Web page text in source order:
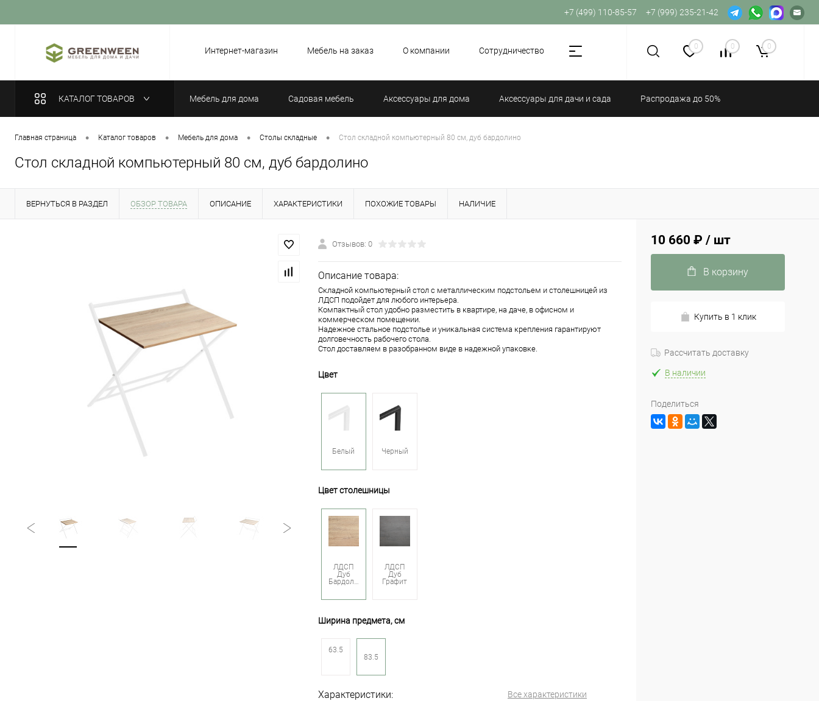
+7 (499) 110-85-57 +7 (999) 235-21-42
Интернет-магазин
Мебель на заказ О компании Сотрудничество 0 0 0
КАТАЛОГ ТОВАРОВ Мебель для дома Садовая мебель Аксессуары для дома Аксессуары для дачи и сада Распродажа до 50%
Главная страница • Каталог товаров • Мебель для дома • Столы складные • Стол складной компьютерный 80 см, дуб бардолино
Стол складной компьютерный 80 см, дуб бардолино
ВЕРНУТЬСЯ В РАЗДЕЛ ОБЗОР ТОВАРА ОПИСАНИЕ ХАРАКТЕРИСТИКИ ПОХОЖИЕ ТОВАРЫ НАЛИЧИЕ
Отзывов: 0
Описание товара:
Складной компьютерный стол с металлическим подстольем и столешницей из
ЛДСП подойдет для любого интерьера.
Компактный стол удобно разместить в квартире, на даче, в офисном и
коммерческом помещении.
Надежное стальное подстолье и уникальная система крепления гарантируют
долговечность рабочего стола.
Стол доставляем в разобранном виде в надежной упаковке.
Цвет
Белый Черный
Цвет столешницы
ЛДСП
Дуб
Бардолино
ЛДСП
Дуб
Графит
Ширина предмета, см
63.5
83.5
Характеристики: Все характеристики
10 660 ₽ / шт
В корзину
Купить в 1 клик
Рассчитать доставку
В наличии
Поделиться